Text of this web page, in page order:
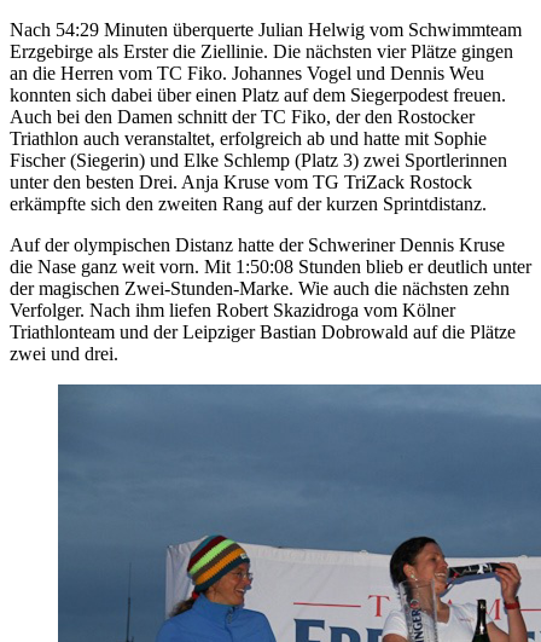
Nach 54:29 Minuten überquerte Julian Helwig vom Schwimmteam
Erzgebirge als Erster die Ziellinie. Die nächsten vier Plätze gingen
an die Herren vom TC Fiko. Johannes Vogel und Dennis Weu
konnten sich dabei über einen Platz auf dem Siegerpodest freuen.
Auch bei den Damen schnitt der TC Fiko, der den Rostocker
Triathlon auch veranstaltet, erfolgreich ab und hatte mit Sophie
Fischer (Siegerin) und Elke Schlemp (Platz 3) zwei Sportlerinnen
unter den besten Drei. Anja Kruse vom TG TriZack Rostock
erkämpfte sich den zweiten Rang auf der kurzen Sprintdistanz.
Auf der olympischen Distanz hatte der Schweriner Dennis Kruse
die Nase ganz weit vorn. Mit 1:50:08 Stunden blieb er deutlich unter
der magischen Zwei-Stunden-Marke. Wie auch die nächsten zehn
Verfolger. Nach ihm liefen Robert Skazidroga vom Kölner
Triathlonteam und der Leipziger Bastian Dobrowald auf die Plätze
zwei und drei.